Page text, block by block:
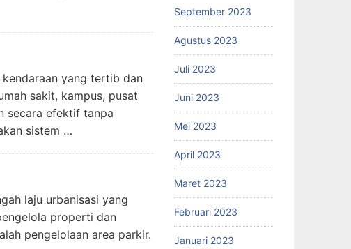
kendaraan yang tertib dan
sakit, kampus, pusat
secara efektif tanpa
sistem …
laju urbanisasi yang
properti dan
pengelolaan area parkir.
September 2023
Agustus 2023
Juli 2023
Juni 2023
Mei 2023
April 2023
Maret 2023
Februari 2023
Januari 2023